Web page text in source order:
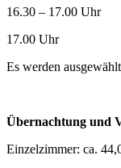
16.30 – 17.00 Uhr
17.00 Uhr
Es werden
Übernachtung und
Einzelzimmer: ca.